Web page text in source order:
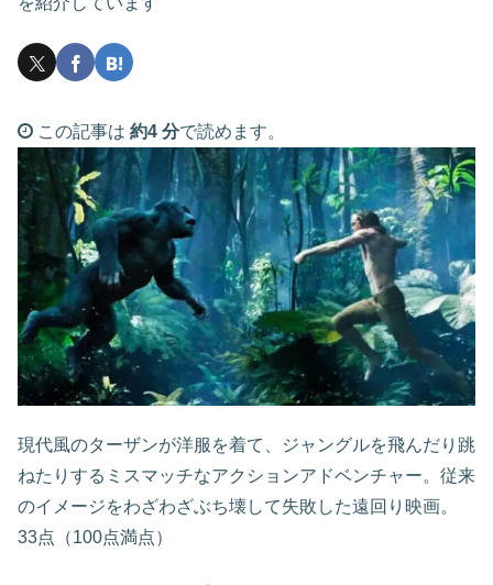
この記事は 約4 分で読めます。
現代風のターザンが洋服を着て、ジャングルを飛んだり跳
ねたりするミスマッチなアクションアドベンチャー。従来
のイメージをわざわざぶち壊して失敗した遠回り映画。
33点（100点満点）